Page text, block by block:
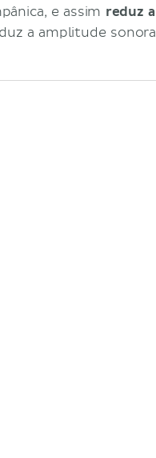
e assim reduz a
a amplitude sonora